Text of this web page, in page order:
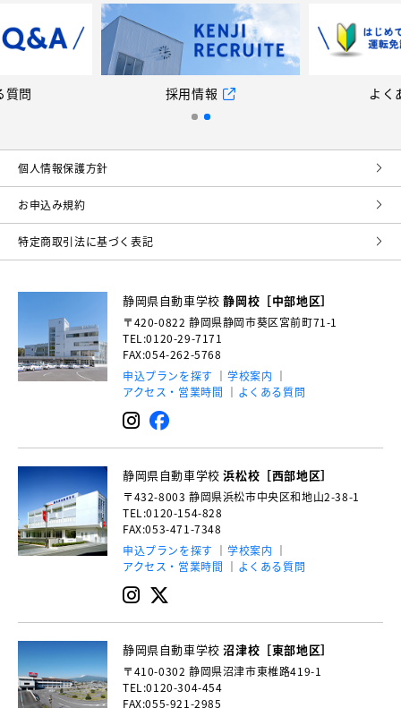
個⼈情報保護⽅針
お申込み規約
特定商取引法に基づく表記
静岡県自動車学校静岡校［中部地区］
〒420-0822 静岡県静岡市葵区宮前町71-1
TEL:0120-29-7171
FAX:054-262-5768
申込プランを探す
学校案内
アクセス・営業時間
よくある質問
静岡県自動車学校浜松校［西部地区］
〒432-8003 静岡県浜松市中央区和地山2-38-1
TEL:0120-154-828
FAX:053-471-7348
申込プランを探す
学校案内
アクセス・営業時間
よくある質問
静岡県自動車学校沼津校［東部地区］
〒410-0302 静岡県沼津市東椎路419-1
TEL:0120-304-454
FAX:055-921-2985